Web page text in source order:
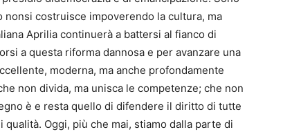
costruisce impoverendo la cultura, ma
Aprilia continuerà a battersi al fianco di
a questa riforma dannosa e per avanzare una
moderna, ma anche profondamente
non divida, ma unisca le competenze; che non
è e resta quello di difendere il diritto di tutte
Oggi, più che mai, stiamo dalla parte di